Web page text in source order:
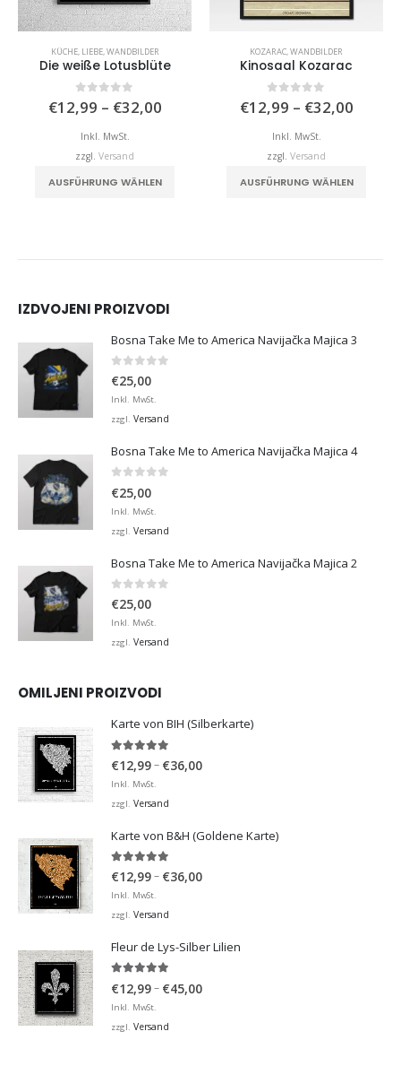
KÜCHE, LIEBE,WANDBILDER
Die weiße Lotusblüte
0von 5
€12,99 – €32,00Preisspanne:
Inkl. MwSt.
zzgl. Versand
AUSFÜHRUNG WÄHLEN
KOZARAC,WANDBILDER
Kinosaal Kozarac
0von 5
€12,99 – €32,00
Inkl. MwSt.
zzgl. Versand
AUSFÜHRUNG WÄHLEN
IZDVOJENI PROIZVODI
Bosna Take Me to America Navijačka Majica 3
0 von 5
€25,00
Inkl. MwSt.
zzgl. Versand
Bosna Take Me to America Navijačka Majica 4
€25,00
Inkl. MwSt.
zzgl. Versand
Bosna Take Me to America Navijačka Majica 2
0 von 5
€25,00
Inkl. MwSt.
zzgl. Versand
OMILJENI PROIZVODI
Karte von BIH (Silberkarte)
€12,99– €36,00Preisspanne:
Inkl. MwSt.
zzgl. Versand
Karte von B&H (Goldene Karte)
4.98von 5
€12,99– €36,00Preisspanne:
Inkl. MwSt.
zzgl. Versand
Fleur de Lys-Silber Lilien
€12,99– €45,00Preisspanne:
Inkl. MwSt.
zzgl. Versand